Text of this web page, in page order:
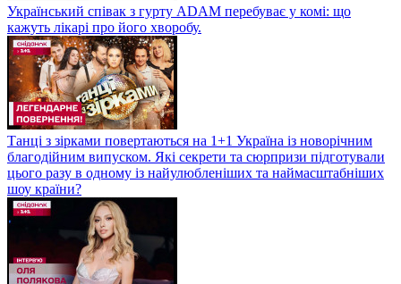
Український співак з гурту ADAM перебуває у комі: що
кажуть лікарі про його хворобу.
Танці з зірками повертаються на 1+1 Україна із новорічним
благодійним випуском. Які секрети та сюрпризи підготували
цього разу в одному із найулюбленіших та наймасштабніших
шоу країни?